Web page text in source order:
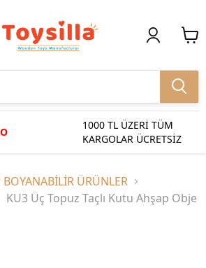
1000 TL ÜZERİ TÜM
KARGOLAR ÜCRETSİZ
BOYANABİLİR ÜRÜNLER
KU3 Üç Topuz Taçlı Kutu Ahşap Obje